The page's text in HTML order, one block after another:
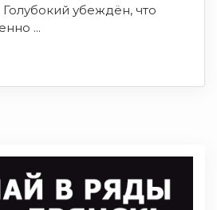
убеждён, что
...